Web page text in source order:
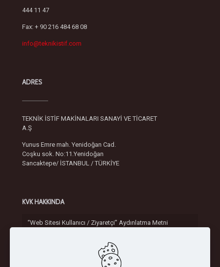
444 11 47
Fax: + 90 216 484 68 08
info@teknikistif.com
ADRES
TEKNİK İSTİF MAKİNALARI SANAYİ VE TİCARET
A.Ş
Yunus Emre mah. Yenidoğan Cad.
Coşku sok. No:11.Yenidoğan
Sancaktepe/ İSTANBUL / TÜRKİYE
KVK HAKKINDA
“Web Sitesi Kullanıcı / Ziyaretçi” Aydınlatma Metni